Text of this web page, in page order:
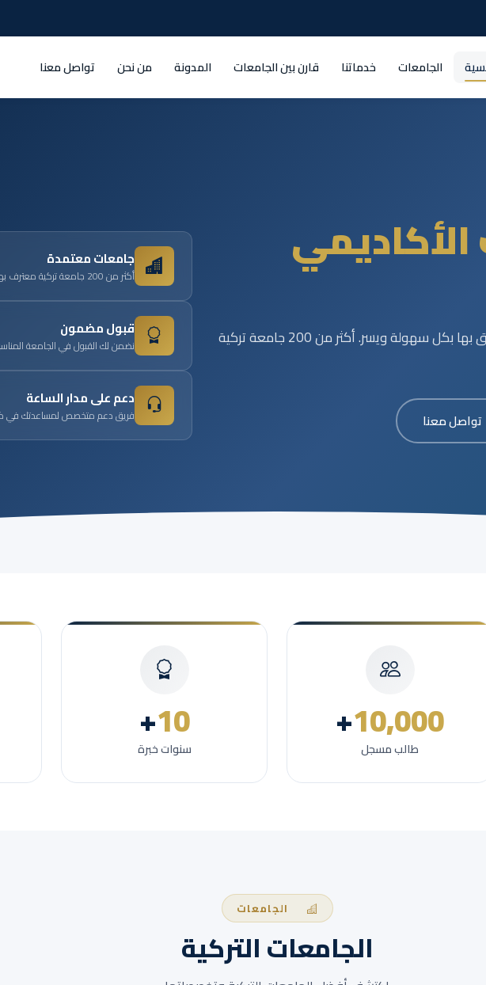
الجامعات خدماتنا قارن بين الجامعات المدونة من نحن تواصل معنا
نساعدك في اختيار الجامعة المناسبة والالتحاق بها بكل سهولة ويسر. أكثر من 200 جامعة تركية
تواصل معنا
جامعات معتمدة
أكثر من 200 جامعة تركية معترف بها دولياً
قبول مضمون
نضمن لك القبول في الجامعة
دعم على مدار الساعة
فريق دعم متخصص لمساعدتك في
10,000
+ طالب مسجل 10
+
سنوات خبرة
الجامعات
الجامعات التركية